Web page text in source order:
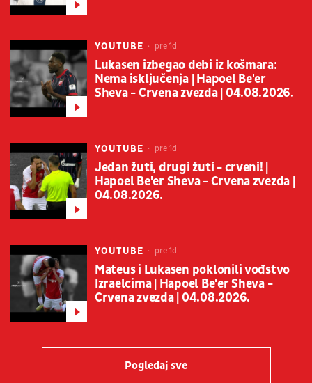
YOUTUBE pre 1d
Lukasen izbegao debi iz košmara:
Nema isključenja | Hapoel Be'er
Sheva - Crvena zvezda | 04.08.2026.
YOUTUBE pre 1d
Jedan žuti, drugi žuti - crveni! |
Hapoel Be'er Sheva - Crvena zvezda |
04.08.2026.
YOUTUBE pre 1d
Mateus i Lukasen poklonili vođstvo
Izraelcima | Hapoel Be'er Sheva -
Crvena zvezda | 04.08.2026.
Pogledaj sve